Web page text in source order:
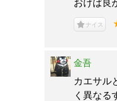
おけば良
ナイス
金吾
カエサル
く異なる